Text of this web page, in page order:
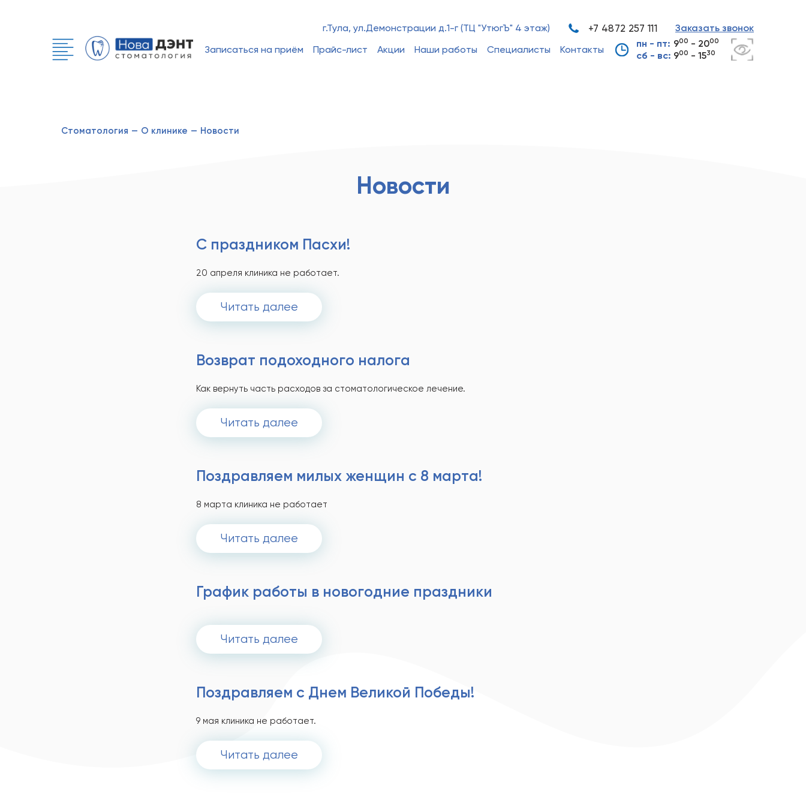
Записаться на приём Прайс-лист Акции Наши работы Специалисты Контакты
пн - пт: 900 - 2000
сб - вс: 900 - 1530
+7 4872 257 111 Заказать звонок
г.Тула, ул.Демонстрации д.1-г (ТЦ "УтюгЪ" 4 этаж)
Стоматология — О клинике — Новости
Новости
С праздником Пасхи!
20 апреля клиника не работает.
Читать далее
Возврат подоходного налога
Как вернуть часть расходов за стоматологическое лечение.
Читать далее
Поздравляем милых женщин с 8 марта!
8 марта клиника не работает
Читать далее
График работы в новогодние праздники
Читать далее
Поздравляем с Днем Великой Победы!
9 мая клиника не работает.
Читать далее